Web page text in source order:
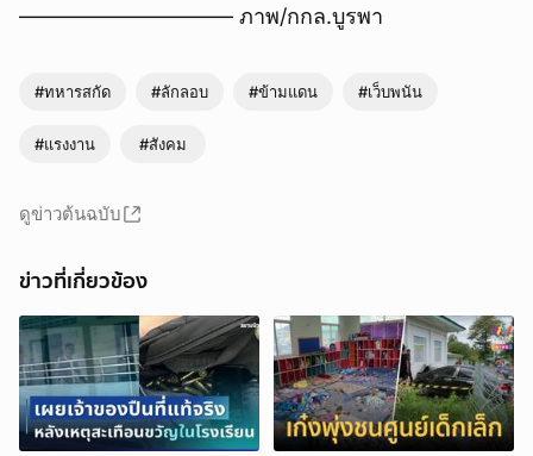
—————————— ภาพ/กกล.บูรพา
#ทหารสกัด #ลักลอบ #ข้ามแดน #เว็บพนัน
#แรงงาน #สังคม
ดูข่าวต้นฉบับ
ข่าวที่เกี่ยวข้อง